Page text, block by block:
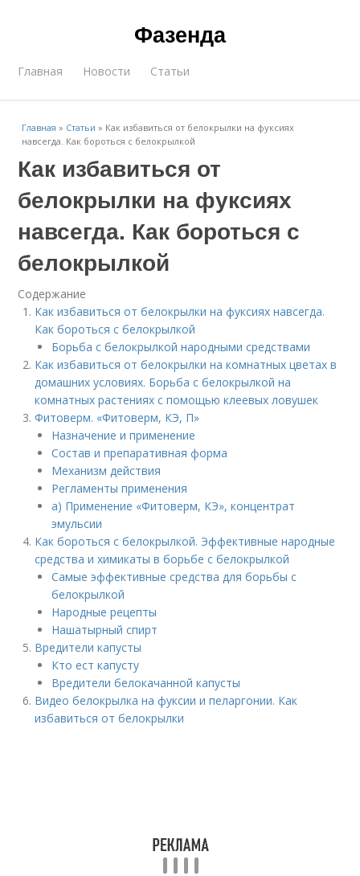
Фазенда
Главная Новости Статьи
Главная » Статьи » Как избавиться от белокрылки на фуксиях
навсегда. Как бороться с белокрылкой
Как избавиться от
белокрылки на фуксиях
навсегда. Как бороться с
белокрылкой
Содержание
Как избавиться от белокрылки на фуксиях навсегда.
Как бороться с белокрылкой
Борьба с белокрылкой народными средствами
Как избавиться от белокрылки на комнатных цветах в
домашних условиях. Борьба с белокрылкой на
комнатных растениях с помощью клеевых ловушек
Фитоверм. «Фитоверм, КЭ, П»
Назначение и применение
Состав и препаративная форма
Механизм действия
Регламенты применения
а) Применение «Фитоверм, КЭ», концентрат
эмульсии
Как бороться с белокрылкой. Эффективные народные
средства и химикаты в борьбе с белокрылкой
Самые эффективные средства для борьбы с
белокрылкой
Народные рецепты
Нашатырный спирт
Вредители капусты
Кто ест капусту
Вредители белокачанной капусты
Видео белокрылка на фуксии и пеларгонии. Как
избавиться от белокрылки